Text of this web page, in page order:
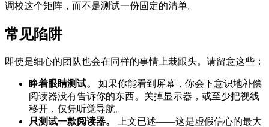
调校这个矩阵，而不是测试一份固定的清单。
常见陷阱
即使是细心的团队也会在同样的事情上栽跟头。请留意这些：
睁着眼睛测试。
如果你能看到屏幕，你会下意识地补偿
阅读器没有告诉你的东西。关掉显示器，或至少把视线
移开，仅凭听觉导航。
只测试一款阅读器。
上文已述——这是虚假信心的最大